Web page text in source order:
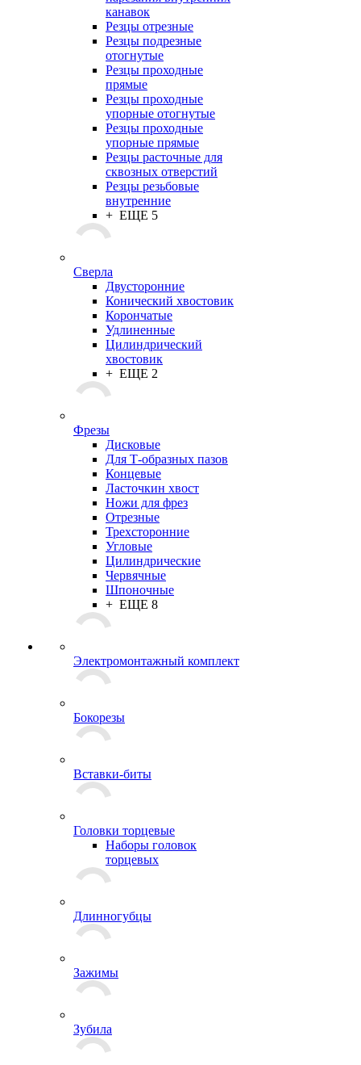
канавок
Резцы отрезные
Резцы подрезные
отогнутые
Резцы проходные
прямые
Резцы проходные
упорные отогнутые
Резцы проходные
упорные прямые
Резцы расточные для
сквозных отверстий
Резцы резьбовые
внутренние
+ ЕЩЕ 5
Сверла
Двусторонние
Конический хвостовик
Корончатые
Удлиненные
Цилиндрический
хвостовик
+ ЕЩЕ 2
Фрезы
Дисковые
Для Т-образных пазов
Концевые
Ласточкин хвост
Ножи для фрез
Отрезные
Трехсторонние
Угловые
Цилиндрические
Червячные
Шпоночные
+ ЕЩЕ 8
Электромонтажный комплект
Бокорезы
Вставки-биты
Головки торцевые
Наборы головок
торцевых
Длинногубцы
Зажимы
Зубила